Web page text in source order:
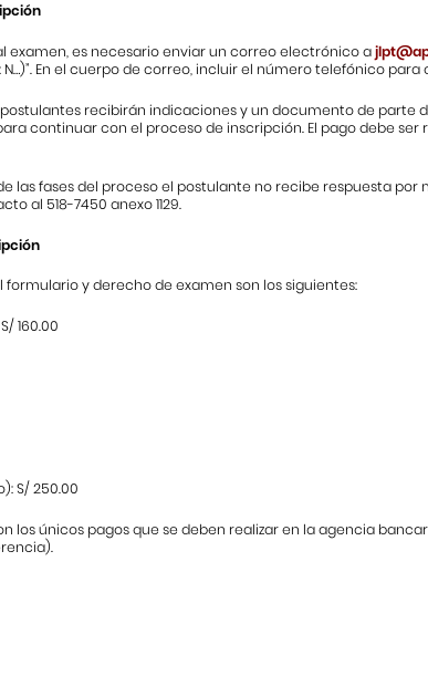
examen, es necesario enviar un correo electrónico a
En el cuerpo de correo, incluir el número telefónico para
postulantes recibirán indicaciones y un documento de parte
continuar con el proceso de inscripción. El pago debe ser
las fases del proceso el postulante no recibe respuesta por
al 518-7450 anexo 1129.
formulario y derecho de examen son los siguientes:
160.00
S/ 250.00
los únicos pagos que se deben realizar en la agencia